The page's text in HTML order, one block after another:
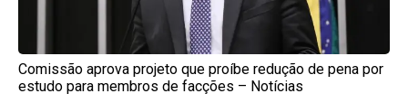
Comissão aprova projeto que proíbe redução de pena por
estudo para membros de facções – Notícias